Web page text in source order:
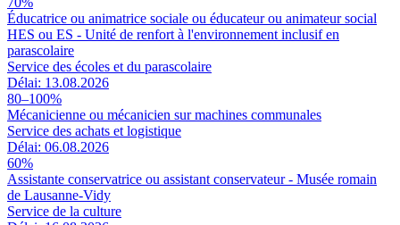
Éducatrice ou animatrice sociale ou éducateur ou animateur social
HES ou ES - Unité de renfort à l'environnement inclusif en
parascolaire
Service des écoles et du parascolaire
Délai: 13.08.2026
80–100%
Mécanicienne ou mécanicien sur machines communales
Service des achats et logistique
Délai: 06.08.2026
60%
Assistante conservatrice ou assistant conservateur - Musée romain
de Lausanne-Vidy
Service de la culture